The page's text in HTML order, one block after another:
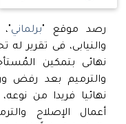
رصد موقع " برلماني
والنيابى، فى تقرير
نهائى بتمكين
والترميم بعد رفض
نهائيا فريدا من
أعمال الإصلاح